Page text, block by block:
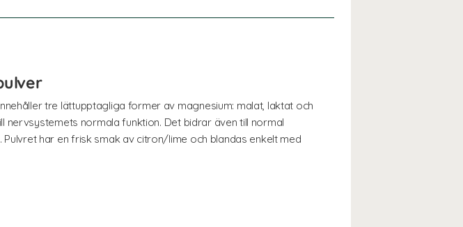
tre lättupptagliga former av magnesium: malat, laktat och
nervsystemets normala funktion. Det bidrar även till normal
har en frisk smak av citron/lime och blandas enkelt med